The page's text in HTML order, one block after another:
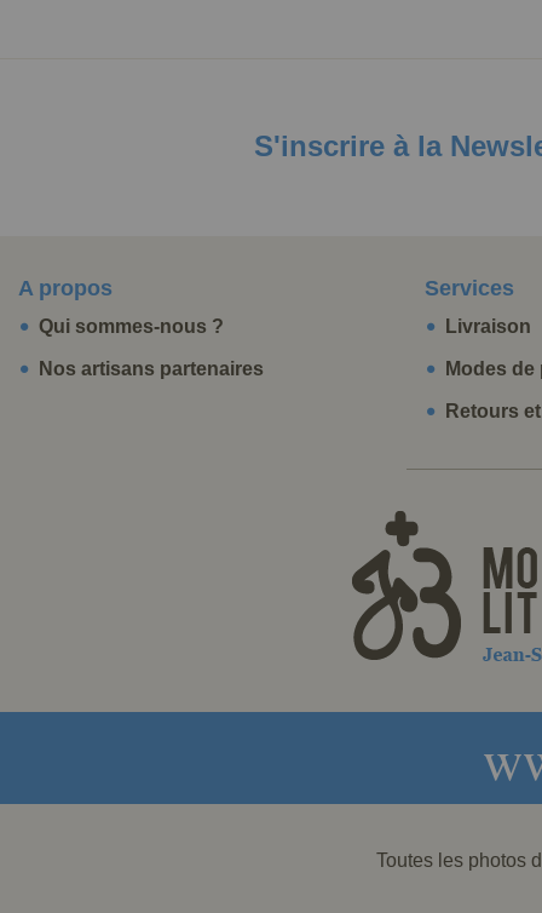
S'inscrire à la
A propos
Qui sommes-nous ?
Nos artisans partenaires
Services
Livraison
Modes de
Retours
Toutes les photos